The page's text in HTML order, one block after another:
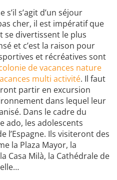
s’il s’agit d’un séjour
cher, il est impératif que
se divertissent le plus
et c’est la raison pour
et récréatives sont
de vacances nature
multi activité. Il faut
partir en excursion
dans lequel leur
Dans le cadre du
ado, les adolescents
l’Espagne. Ils visiteront des
la Plaza Mayor, la
Casa Milà, la Cathédrale de